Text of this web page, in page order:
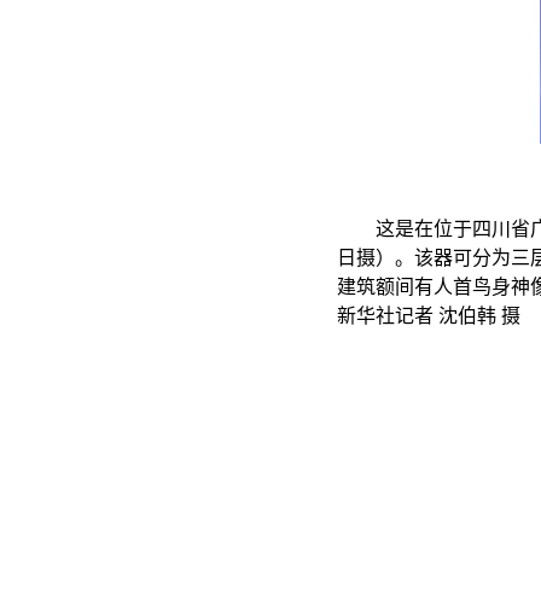
这是在位于四川省广
日摄）。该器可分为
建筑额间有人首鸟身神
新华社记者 沈伯韩 摄